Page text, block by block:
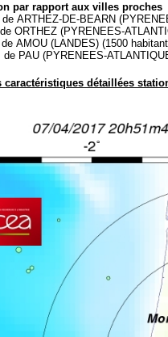
par rapport aux villes proches
ARTHEZ-DE-BEARN
ORTHEZ (PYRENEES-
AMOU (LANDES) (1500
PAU (PYRENEES-
caractéristiques détaillées